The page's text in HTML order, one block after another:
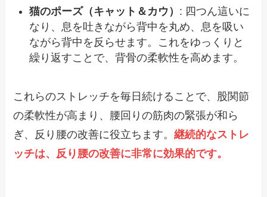
猫のポーズ（キャット＆カウ） : 四つん這いに
なり、息を吐きながら背中を丸め、息を吸い
ながら背中を反らせます。これをゆっくりと
繰り返すことで、背骨の柔軟性を高めます。
これらのストレッチを毎日続けることで、股関節
の柔軟性が高まり、腰回りの筋肉の緊張が和ら
ぎ、反り腰の改善に役立ちます。継続的なストレ
ッチは、反り腰の改善に非常に効果的です。